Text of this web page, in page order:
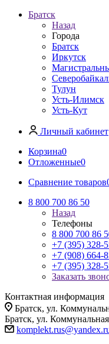
Братск
Назад
Города
Братск
Иркутск
Тулун
Усть-Илимск
Усть-Кут
Личный кабинет
Корзина0
Отложенные0
Сравнение товаров
8 800 700 86 50
Назад
Телефоны
8 800 700 86
+7 (395) 328-
+7 (908) 664-
+7 (395) 328-
Заказать
Контактная информация
Братск, ул.
Братск, ул.